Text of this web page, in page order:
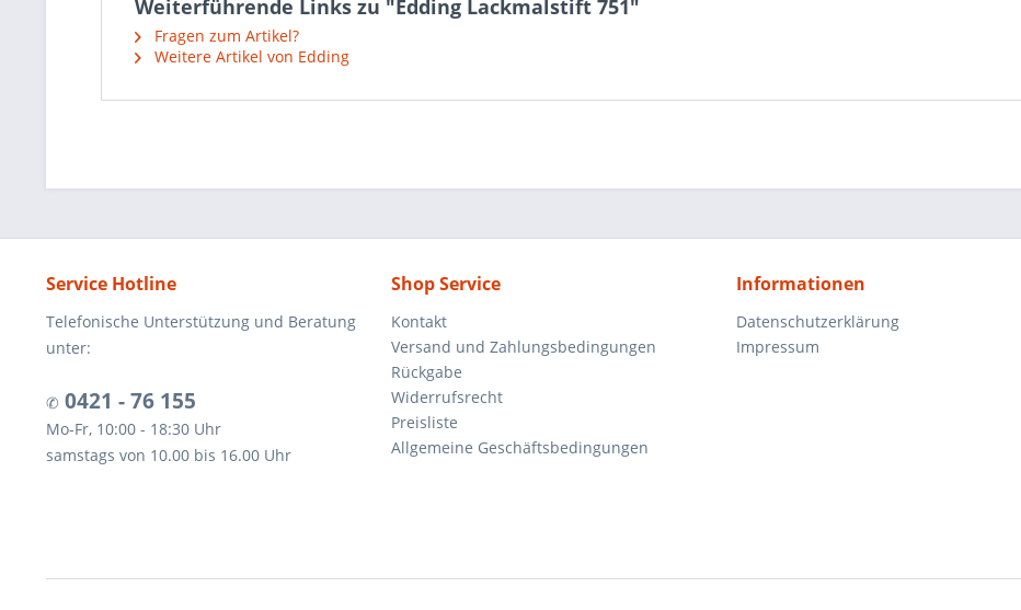
Weiterführende Links zu "Edding Lackmalstift 751"
Fragen zum Artikel?
Weitere Artikel von Edding
Service Hotline
Telefonische Unterstützung und Beratung
unter:
✆ 0421 - 76 155
Mo-Fr, 10:00 - 18:30 Uhr
samstags von 10.00 bis 16.00 Uhr
Shop Service
Kontakt
Versand und Zahlungsbedingungen
Rückgabe
Widerrufsrecht
Preisliste
Allgemeine Geschäftsbedingungen
Informationen
Datenschutzerklärung
Impressum